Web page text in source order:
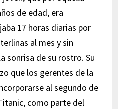
de edad, era
17 horas diarias por
al mes y sin
sonrisa de su rostro. Su
que los gerentes de la
al segundo de
como parte del